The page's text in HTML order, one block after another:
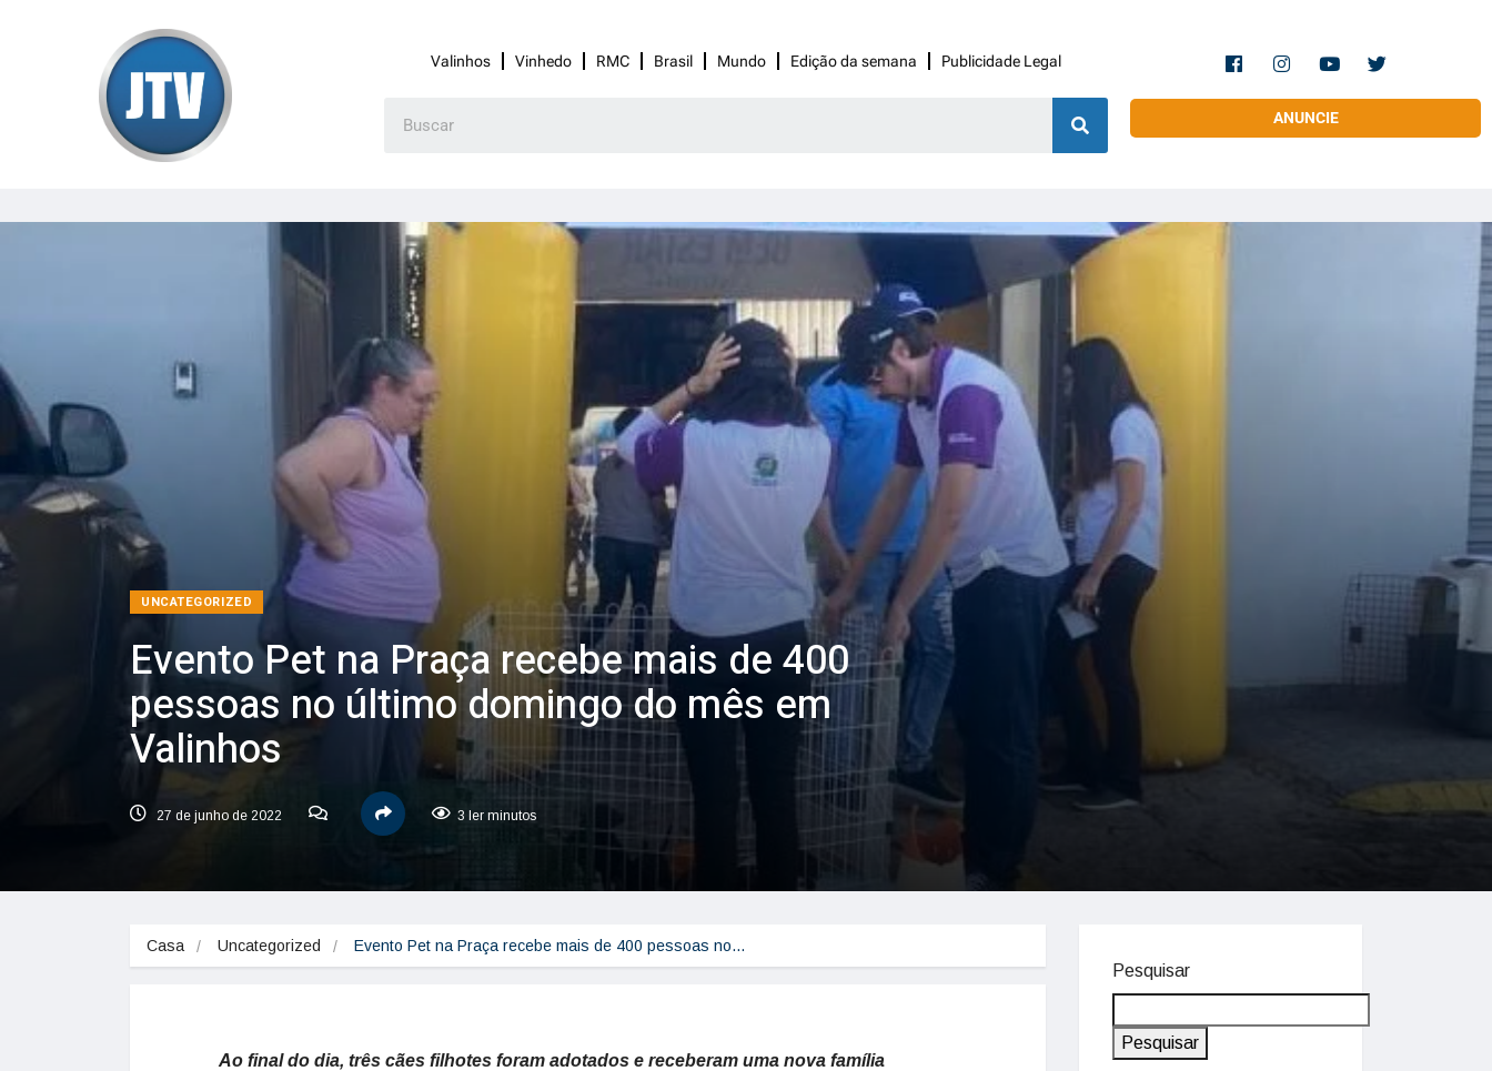
Valinhos Vinhedo RMC Brasil Mundo Edição da semana Publicidade Legal
ANUNCIE
UNCATEGORIZED
Evento Pet na Praça recebe mais de 400
pessoas no último domingo do mês em
Valinhos
27 de junho de 2022 3 ler minutos
Casa Uncategorized Evento Pet na Praça recebe mais de 400 pessoas no…
Ao final do dia, três cães filhotes foram adotados e receberam uma nova família
Pesquisar
Pesquisar